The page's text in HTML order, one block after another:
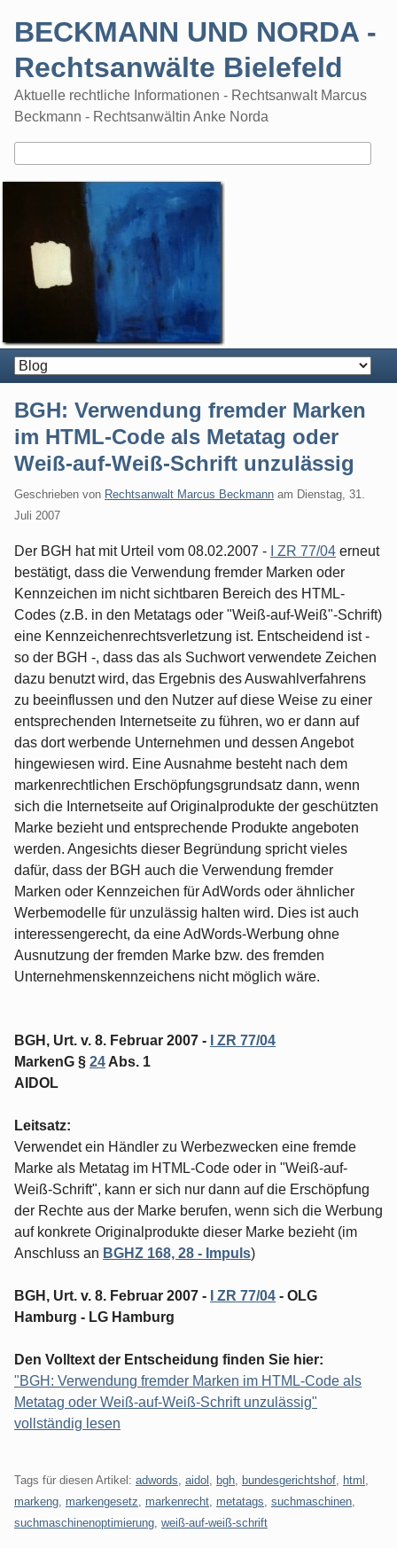
BECKMANN UND NORDA -
Rechtsanwälte Bielefeld
Aktuelle rechtliche Informationen - Rechtsanwalt Marcus
Beckmann - Rechtsanwältin Anke Norda
BGH: Verwendung fremder Marken
im HTML-Code als Metatag oder
Weiß-auf-Weiß-Schrift unzulässig
Geschrieben von Rechtsanwalt Marcus Beckmann am Dienstag, 31.
Juli 2007
Der BGH hat mit Urteil vom 08.02.2007 - I ZR 77/04 erneut
bestätigt, dass die Verwendung fremder Marken oder
Kennzeichen im nicht sichtbaren Bereich des HTML-
Codes (z.B. in den Metatags oder "Weiß-auf-Weiß"-Schrift)
eine Kennzeichenrechtsverletzung ist. Entscheidend ist -
so der BGH -, dass das als Suchwort verwendete Zeichen
dazu benutzt wird, das Ergebnis des Auswahlverfahrens
zu beeinflussen und den Nutzer auf diese Weise zu einer
entsprechenden Internetseite zu führen, wo er dann auf
das dort werbende Unternehmen und dessen Angebot
hingewiesen wird. Eine Ausnahme besteht nach dem
markenrechtlichen Erschöpfungsgrundsatz dann, wenn
sich die Internetseite auf Originalprodukte der geschützten
Marke bezieht und entsprechende Produkte angeboten
werden. Angesichts dieser Begründung spricht vieles
dafür, dass der BGH auch die Verwendung fremder
Marken oder Kennzeichen für AdWords oder ähnlicher
Werbemodelle für unzulässig halten wird. Dies ist auch
interessengerecht, da eine AdWords-Werbung ohne
Ausnutzung der fremden Marke bzw. des fremden
Unternehmenskennzeichens nicht möglich wäre.
BGH, Urt. v. 8. Februar 2007 -
I ZR 77/04
MarkenG § 24 Abs. 1
AIDOL
Leitsatz:
Verwendet ein Händler zu Werbezwecken eine fremde
Marke als Metatag im HTML-Code oder in "Weiß-auf-
Weiß-Schrift", kann er sich nur dann auf die Erschöpfung
der Rechte aus der Marke berufen, wenn sich die Werbung
auf konkrete Originalprodukte dieser Marke bezieht (im
Anschluss an BGHZ 168, 28 - Impuls)
BGH, Urt. v. 8. Februar 2007 - I ZR 77/04 - OLG
Hamburg - LG Hamburg
Den Volltext der Entscheidung finden Sie hier:
"BGH: Verwendung fremder Marken im HTML-Code als
Metatag oder Weiß-auf-Weiß-Schrift unzulässig"
vollständig lesen
Tags für diesen Artikel: adwords aidol bgh bundesgerichtshof html
markeng markengesetz markenrecht metatags suchmaschinen
suchmaschinenoptimierung weiß-auf-weiß-schrift